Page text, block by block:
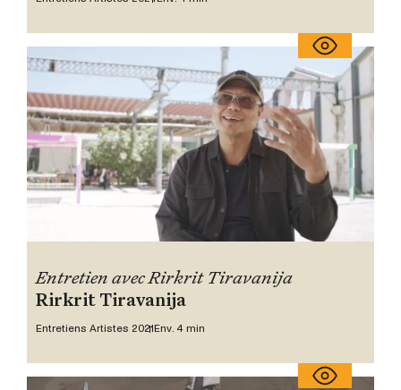
Entretien avec Rirkrit Tiravanija
Rirkrit Tiravanija
Entretiens Artistes 2021Env. 4 min